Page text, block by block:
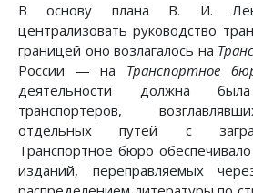
В основу плана В. И.
централизовать руководство
границей оно возлагалось на
России — на Транспортное
деятельности должна
транспортеров,
отдельных путей с
Транспортное бюро
изданий, переправляемых